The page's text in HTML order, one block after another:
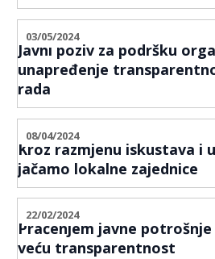
03/05/2024
Javni poziv za podršku
unapređenje
rada
08/04/2024
Kroz razmjenu iskustava i
jačamo lokalne zajednice
22/02/2024
Praćenjem javne
veću transparentnost